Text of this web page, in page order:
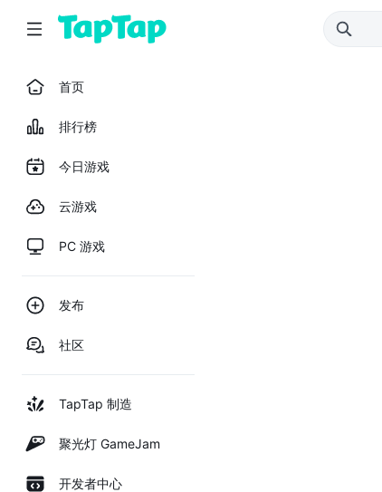
首页
排行榜
今日游戏
云游戏
PC 游戏
发布
社区
TapTap 制造
聚光灯 GameJam
开发者中心